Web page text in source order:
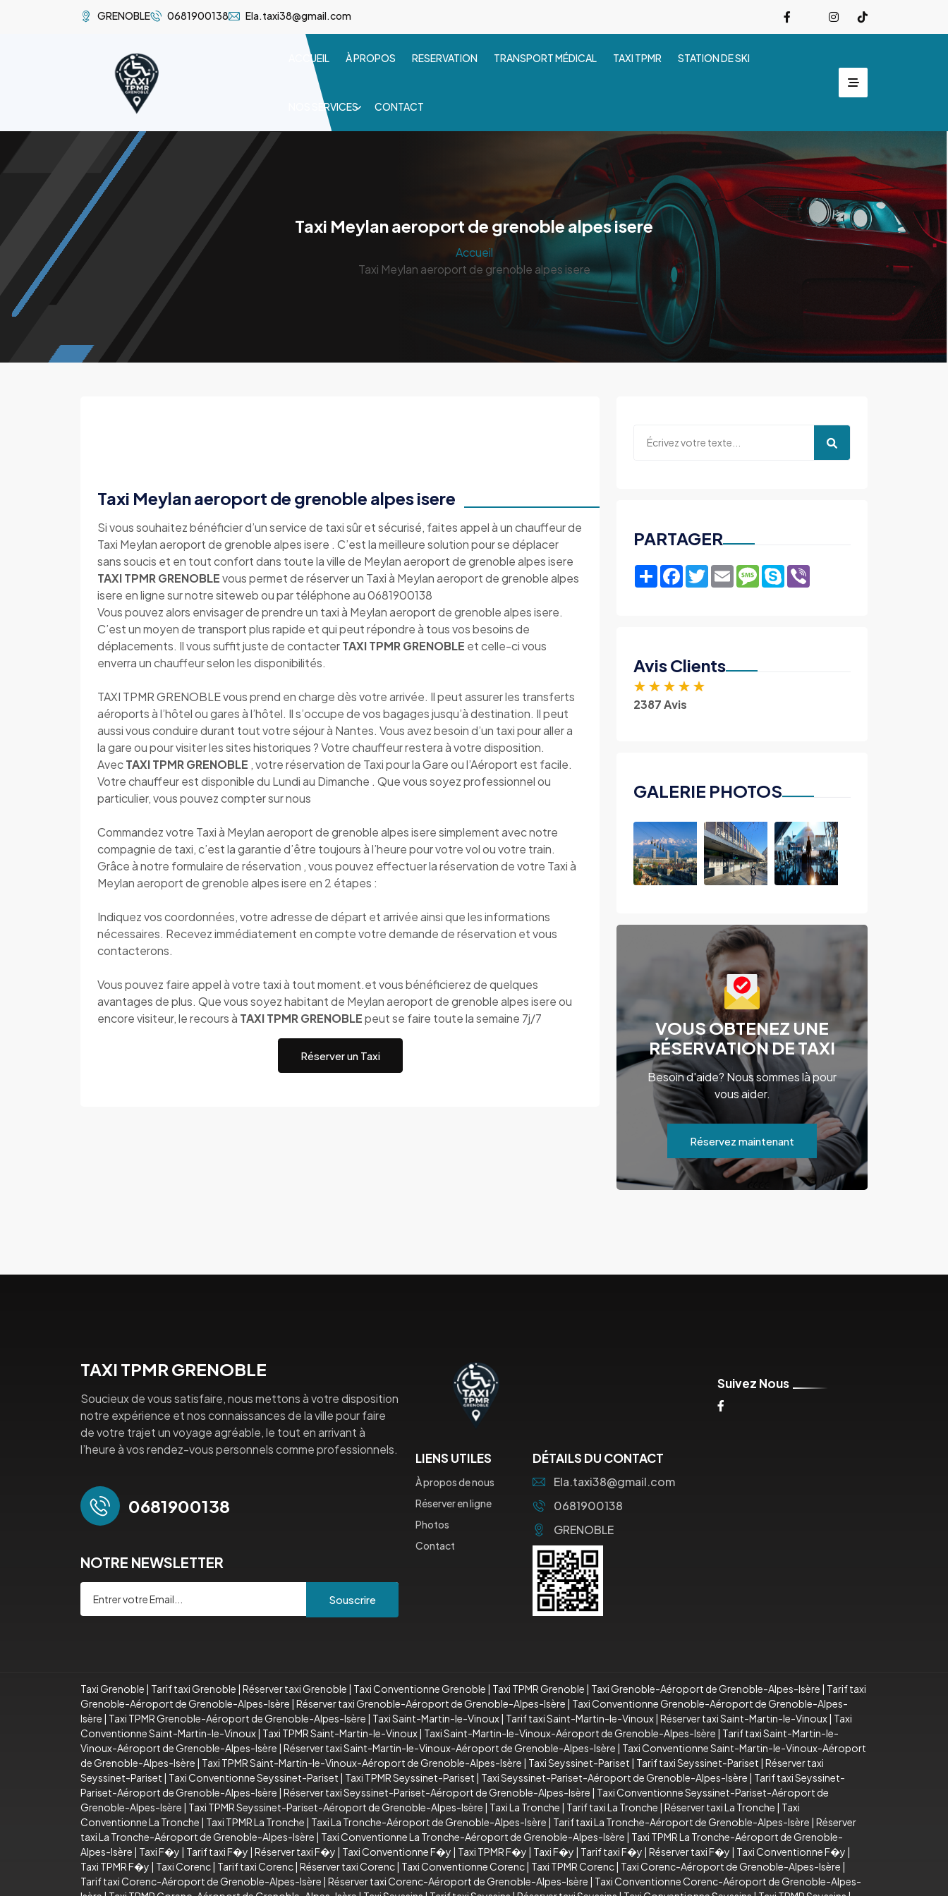
GRENOBLE 0681900138 Ela.taxi38@gmail.com
ACCUEIL À PROPOS RESERVATION TRANSPORT MÉDICAL TAXI TPMR STATION DE SKI
NOS SERVICES CONTACT
Taxi Meylan aeroport de grenoble alpes isere
Accueil
Taxi Meylan aeroport de grenoble alpes isere
Taxi Meylan aeroport de grenoble alpes isere
Si vous souhaitez bénéficier d’un service de taxi sûr et sécurisé, faites appel à un chauffeur de
Taxi Meylan aeroport de grenoble alpes isere . C’est la meilleure solution pour se déplacer
sans soucis et en tout confort dans toute la ville de Meylan aeroport de grenoble alpes isere
TAXI TPMR GRENOBLEvous permet de réserver un Taxi à Meylan aeroport de grenoble alpes
isere en ligne sur notre siteweb ou par téléphone au 0681900138
Vous pouvez alors envisager de prendre un taxi à Meylan aeroport de grenoble alpes isere.
C’est un moyen de transport plus rapide et qui peut répondre à tous vos besoins de
déplacements. Il vous suffit juste de contacterTAXI TPMR GRENOBLE et celle-ci vous
enverra un chauffeur selon les disponibilités.
TAXI TPMR GRENOBLE vous prend en charge dès votre arrivée. Il peut assurer les transferts
aéroports à l’hôtel ou gares à l’hôtel. Il s’occupe de vos bagages jusqu’à destination. Il peut
aussi vous conduire durant tout votre séjour à Nantes. Vous avez besoin d’un taxi pour aller a
la gare ou pour visiter les sites historiques ? Votre chauffeur restera à votre disposition.
AvecTAXI TPMR GRENOBLE , votre réservation de Taxi pour la Gare ou l’Aéroport est facile.
Votre chauffeur est disponible du Lundi au Dimanche . Que vous soyez professionnel ou
particulier, vous pouvez compter sur nous
Commandez votre Taxi à Meylan aeroport de grenoble alpes isere simplement avec notre
compagnie de taxi, c’est la garantie d’être toujours à l’heure pour votre vol ou votre train.
Grâce à notre formulaire de réservation , vous pouvez effectuer la réservation de votre Taxi à
Meylan aeroport de grenoble alpes isere en 2 étapes :
Indiquez vos coordonnées, votre adresse de départ et arrivée ainsi que les informations
nécessaires. Recevez immédiatement en compte votre demande de réservation et vous
contacterons.
Vous pouvez faire appel à votre taxi à tout moment.et vous bénéficierez de quelques
avantages de plus. Que vous soyez habitant de Meylan aeroport de grenoble alpes isere ou
encore visiteur, le recours à TAXI TPMR GRENOBLEpeut se faire toute la semaine 7j/7
Réserver un Taxi
PARTAGER
ShareFacebook
TwitterEmailMessage
Skype
Avis Clients
★ ★ ★ ★ ★
2387 Avis
GALERIE PHOTOS
VOUS OBTENEZ UNE
RÉSERVATION DE TAXI
Besoin d'aide? Nous sommes là pour
vous aider.
Réservez maintenant
TAXI TPMR GRENOBLE
Soucieux de vous satisfaire, nous mettons à votre disposition
notre expérience et nos connaissances de la ville pour faire
de votre trajet un voyage agréable, le tout en arrivant à
l’heure à vos rendez-vous personnels comme professionnels.
0681900138
NOTRE NEWSLETTER
Souscrire
Suivez Nous
LIENS UTILES
À propos de nous
Réserver en ligne
Photos
Contact
DÉTAILS DU CONTACT
Ela.taxi38@gmail.com
0681900138
GRENOBLE
Taxi Grenoble Tarif taxi Grenoble Réserver taxi Grenoble Taxi Conventionne Grenoble Taxi TPMR Grenoble Taxi Grenoble-Aéroport de Grenoble-Alpes-Isère
Tarif taxi
Grenoble-Aéroport de Grenoble-Alpes-Isère Réserver taxi Grenoble-Aéroport de Grenoble-Alpes-Isère
Taxi Conventionne Grenoble-Aéroport de Grenoble-Alpes-
Isère
Taxi TPMR Grenoble-Aéroport de Grenoble-Alpes-Isère Taxi Saint-Martin-le-Vinoux Tarif taxi Saint-Martin-le-Vinoux Réserver taxi Saint-Martin-le-Vinoux Taxi
Conventionne Saint-Martin-le-Vinoux Taxi TPMR Saint-Martin-le-Vinoux Taxi Saint-Martin-le-Vinoux-Aéroport de Grenoble-Alpes-Isère
Tarif taxi Saint-Martin-le-
Vinoux-Aéroport de Grenoble-Alpes-Isère Réserver taxi Saint-Martin-le-Vinoux-Aéroport de Grenoble-Alpes-Isère
Taxi Conventionne Saint-Martin-le-Vinoux-Aéroport
de Grenoble-Alpes-Isère
Taxi TPMR Saint-Martin-le-Vinoux-Aéroport de Grenoble-Alpes-Isère Taxi Seyssinet-Pariset Tarif taxi Seyssinet-Pariset Réserver taxi
Seyssinet-Pariset
Taxi Conventionne Seyssinet-Pariset Taxi TPMR Seyssinet-Pariset Taxi Seyssinet-Pariset-Aéroport de Grenoble-Alpes-Isère
Tarif taxi Seyssinet-
Pariset-Aéroport de Grenoble-Alpes-Isère Réserver taxi Seyssinet-Pariset-Aéroport de Grenoble-Alpes-Isère
Taxi Conventionne Seyssinet-Pariset-Aéroport de
Grenoble-Alpes-Isère
Taxi TPMR Seyssinet-Pariset-Aéroport de Grenoble-Alpes-Isère Taxi La Tronche Tarif taxi La Tronche Réserver taxi La Tronche
Taxi
Conventionne La Tronche
Taxi TPMR La Tronche Taxi La Tronche-Aéroport de Grenoble-Alpes-Isère Tarif taxi La Tronche-Aéroport de Grenoble-Alpes-Isère Réserver
taxi La Tronche-Aéroport de Grenoble-Alpes-Isère
Taxi Conventionne La Tronche-Aéroport de Grenoble-Alpes-Isère
Taxi TPMR La Tronche-Aéroport de Grenoble-
Alpes-Isère
Taxi F�y Tarif taxi F�y Réserver taxi F�y Taxi Conventionne F�y Taxi TPMR F�y Taxi F�y Tarif taxi F�y Réserver taxi F�y Taxi Conventionne F�y
Taxi TPMR F�y
Taxi Corenc Tarif taxi Corenc Réserver taxi Corenc Taxi Conventionne Corenc Taxi TPMR Corenc Taxi Corenc-Aéroport de Grenoble-Alpes-Isère
Tarif taxi Corenc-Aéroport de Grenoble-Alpes-Isère Réserver taxi Corenc-Aéroport de Grenoble-Alpes-Isère
Taxi Conventionne Corenc-Aéroport de Grenoble-Alpes-